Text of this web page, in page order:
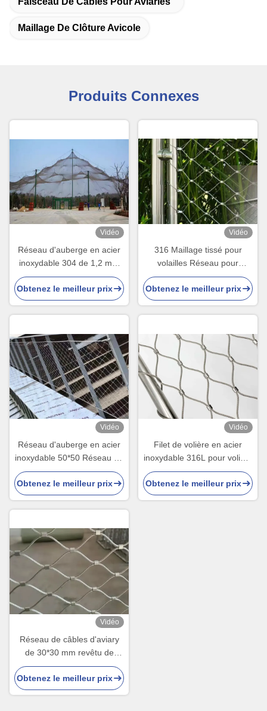
Maillage De Clôture Avicole
Produits Connexes
Vidéo
Réseau d'auberge en acier
inoxydable 304 de 1,2 mm
pour oiseaux
Obtenez le meilleur prix
Vidéo
316 Maillage tissé pour
volailles Réseau pour
volailles
Obtenez le meilleur prix
Vidéo
Réseau d'auberge en acier
inoxydable 50*50 Réseau de
corde
Obtenez le meilleur prix
Vidéo
Filet de volière en acier
inoxydable 316L pour volière
à oiseaux
Obtenez le meilleur prix
Vidéo
Réseau de câbles d'aviary
de 30*30 mm revêtu de
PVC, de poids léger, de 1,5
mm de diamètre pour les
cages d'oiseaux
Obtenez le meilleur prix